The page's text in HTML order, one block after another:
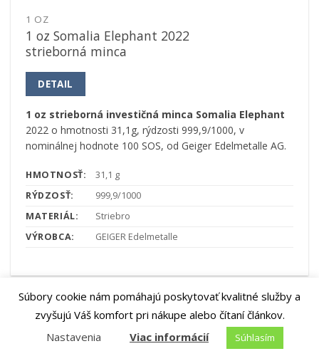
1 OZ
1 oz Somalia Elephant 2022
strieborná minca
DETAIL
1 oz strieborná investičná minca Somalia Elephant
2022 o hmotnosti 31,1g, rýdzosti 999,9/1000, v
nominálnej hodnote 100 SOS, od Geiger Edelmetalle AG.
HMOTNOSŤ:
31,1 g
RÝDZOSŤ:
999,9/1000
MATERIÁL:
Striebro
VÝROBCA:
GEIGER Edelmetalle
Pridať k
obľúbeným
Súbory cookie nám pomáhajú poskytovať kvalitné služby a
zvyšujú Váš komfort pri nákupe alebo čítaní článkov.
Nastavenia
Viac informácií Súhlasím